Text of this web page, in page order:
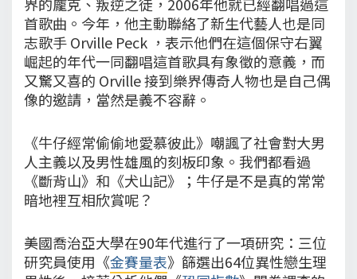
首歌曲。今年，他主動聯絡了新生代藝人也是同
志歌手 Orville Peck ，表示他們在這個保守右翼
崛起的年代一同翻唱這首歌具有象徵的意義，而
又驚又喜的 Orville 接到樂界傳奇人物也是自己偶
像的邀請，當然是義不容辭。
《牛仔經常偷偷地愛慕彼此》嘲諷了社會對大男
人主義以及男性雄風的刻板印象。我們都看過
《斷背山》和《犬山記》；牛仔是不是真的常常
暗地裡互相欣賞呢？
美國喬治亞大學在90年代進行了一項研究：三位
研究員使用《金賽量表》篩選出64位異性戀生理